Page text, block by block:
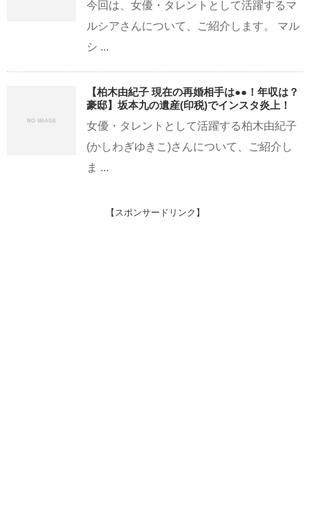
今回は、女優・タレントとして活躍するマ
ルシアさんについて、ご紹介します。 マル
シ ...
【柏木由紀子 現在の再婚相手は●●！年収は？
豪邸】坂本九の遺産(印税)でインスタ炎上！
女優・タレントとして活躍する柏木由紀子
(かしわぎゆきこ)さんについて、ご紹介し
ま ...
【スポンサードリンク】